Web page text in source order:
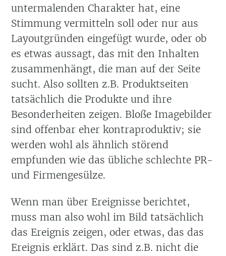
untermalenden Charakter hat, eine
Stimmung vermitteln soll oder nur aus
Layoutgründen eingefügt wurde, oder ob
es etwas aussagt, das mit den Inhalten
zusammenhängt, die man auf der Seite
sucht. Also sollten z.B. Produktseiten
tatsächlich die Produkte und ihre
Besonderheiten zeigen. Bloße Imagebilder
sind offenbar eher kontraproduktiv; sie
werden wohl als ähnlich störend
empfunden wie das übliche schlechte PR-
und Firmengesülze.
Wenn man über Ereignisse berichtet,
muss man also wohl im Bild tatsächlich
das Ereignis zeigen, oder etwas, das das
Ereignis erklärt. Das sind z.B. nicht die